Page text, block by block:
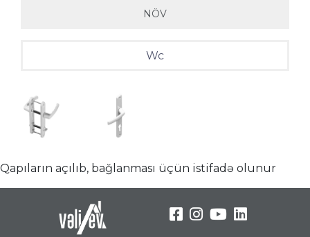
NÖV
Wc
Qapıların açılıb, bağlanması üçün istifadə olunur